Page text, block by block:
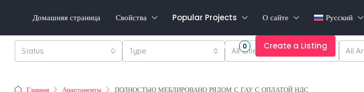
Домашняя страница Свойства Popular Projects О сайте Русский
Авторизоваться Favorites 0 Create a Listing
Status Type All Cities All
Главная Апартаменты ПОЛНОСТЬЮ МЕБЛИРОВАНО РЯДОМ С ГАУ С ОПЛАТОЙ НДС